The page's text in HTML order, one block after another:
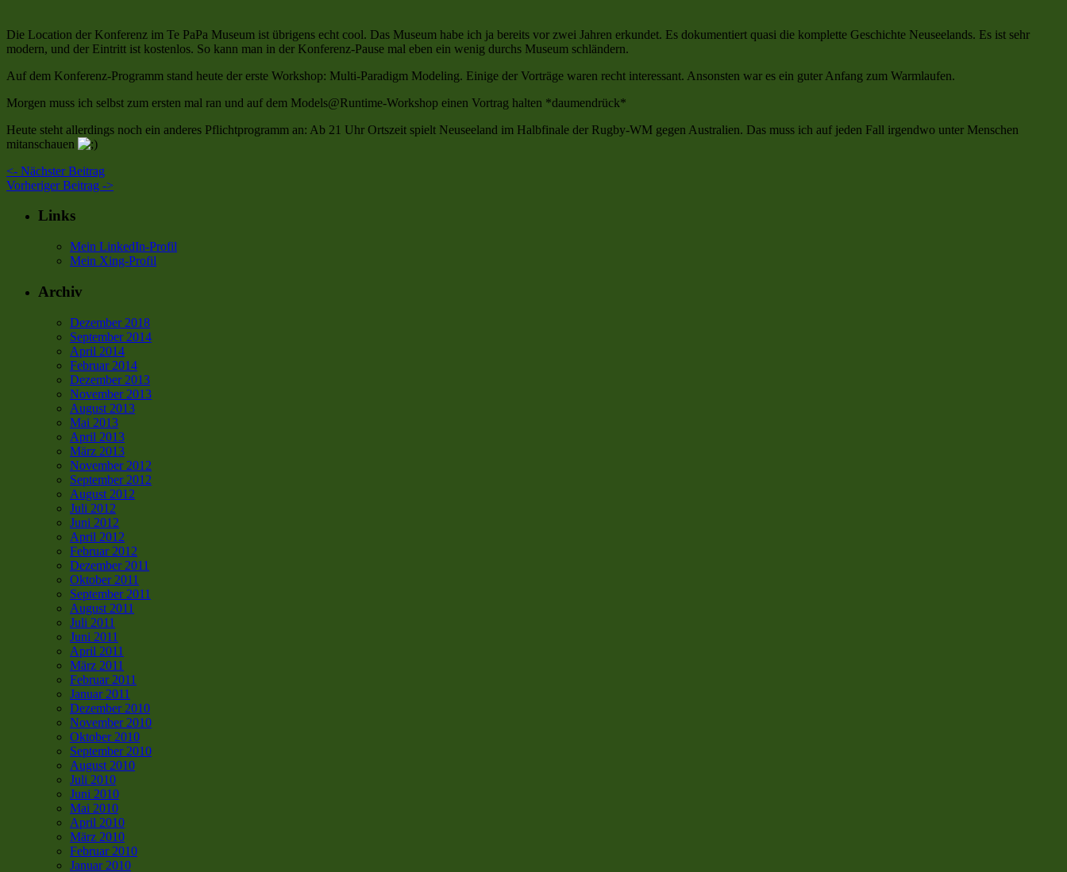
Die Location der Konferenz im Te PaPa Museum ist übrigens echt cool. Das Museum habe ich ja bereits vor zwei Jahren erkundet. Es dokumentiert quasi die komplette Geschichte Neuseelands. Es ist sehr
modern, und der Eintritt ist kostenlos. So kann man in der Konferenz-Pause mal eben ein wenig durchs Museum schländern.
Auf dem Konferenz-Programm stand heute der erste Workshop: Multi-Paradigm Modeling. Einige der Vorträge waren recht interessant. Ansonsten war es ein guter Anfang zum Warmlaufen.
Morgen muss ich selbst zum ersten mal ran und auf dem Models@Runtime-Workshop einen Vortrag halten *daumendrück*
Heute steht allerdings noch ein anderes Pflichtprogramm an: Ab 21 Uhr Ortszeit spielt Neuseeland im Halbfinale der Rugby-WM gegen Australien. Das muss ich auf jeden Fall irgendwo unter Menschen
mitanschauen
<- Nächster Beitrag
Vorheriger Beitrag ->
Links
Mein LinkedIn-Profil
Mein Xing-Profil
Archiv
Dezember 2018
September 2014
April 2014
Februar 2014
Dezember 2013
November 2013
August 2013
Mai 2013
April 2013
März 2013
November 2012
September 2012
August 2012
Juli 2012
Juni 2012
April 2012
Februar 2012
Dezember 2011
Oktober 2011
September 2011
August 2011
Juli 2011
Juni 2011
April 2011
März 2011
Februar 2011
Januar 2011
Dezember 2010
November 2010
Oktober 2010
September 2010
August 2010
Juli 2010
Juni 2010
Mai 2010
April 2010
März 2010
Februar 2010
Januar 2010